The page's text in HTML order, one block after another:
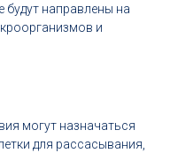
будут направлены на
и
могут назначаться
для рассасывания,